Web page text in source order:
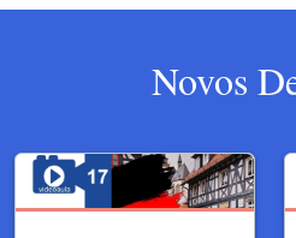
Novos